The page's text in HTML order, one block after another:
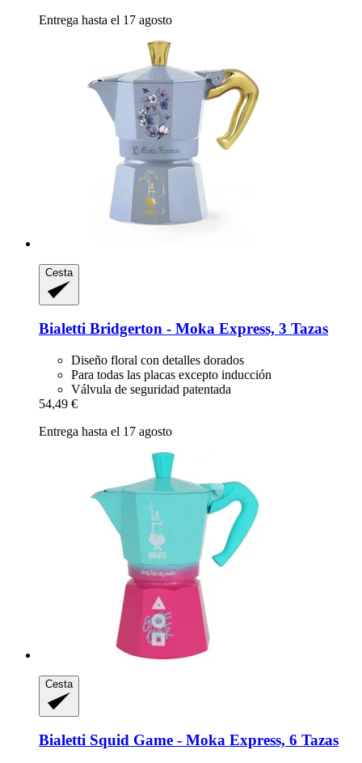
Entrega hasta el 17 agosto
Cesta
Bialetti Bridgerton -​ Moka Express, 3 Tazas
Diseño floral con detalles dorados
Para todas las placas excepto inducción
Válvula de seguridad patentada
54,49 €
Entrega hasta el 17 agosto
Cesta
Bialetti Squid Game -​ Moka Express, 6 Tazas